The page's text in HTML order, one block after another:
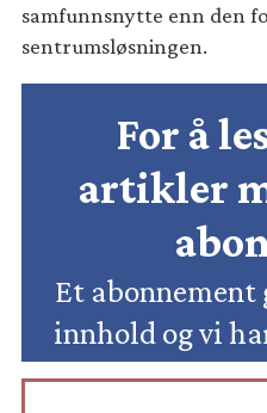
samfunnsnytte enn den
sentrumsløsningen.
For å
artikler
Et
innhold og vi